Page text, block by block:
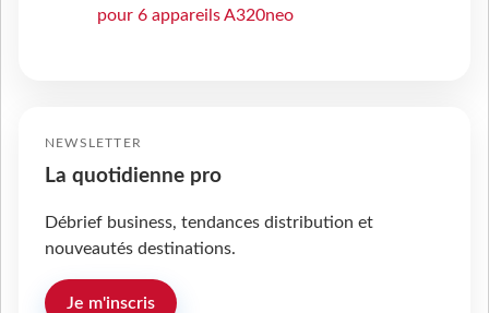
pour 6 appareils A320neo
NEWSLETTER
La quotidienne pro
Débrief business, tendances distribution et
nouveautés destinations.
Je m'inscris